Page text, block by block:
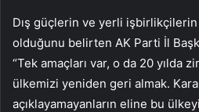
Dış güçlerin ve yerli
olduğunu belirten AK Parti İl
“Tek amaçları var, o da 20 yılda
ülkemizi yeniden geri almak.
açıklayamayanların eline bu